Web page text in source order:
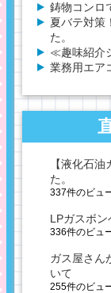
鋳物コンロ
夏バテ対策
た。
≪趣味紹介
業務用エア
【液化石
た。
337件のビュ
LPガスボ
336件のビュ
ガス屋さん
いて
255件のビュ